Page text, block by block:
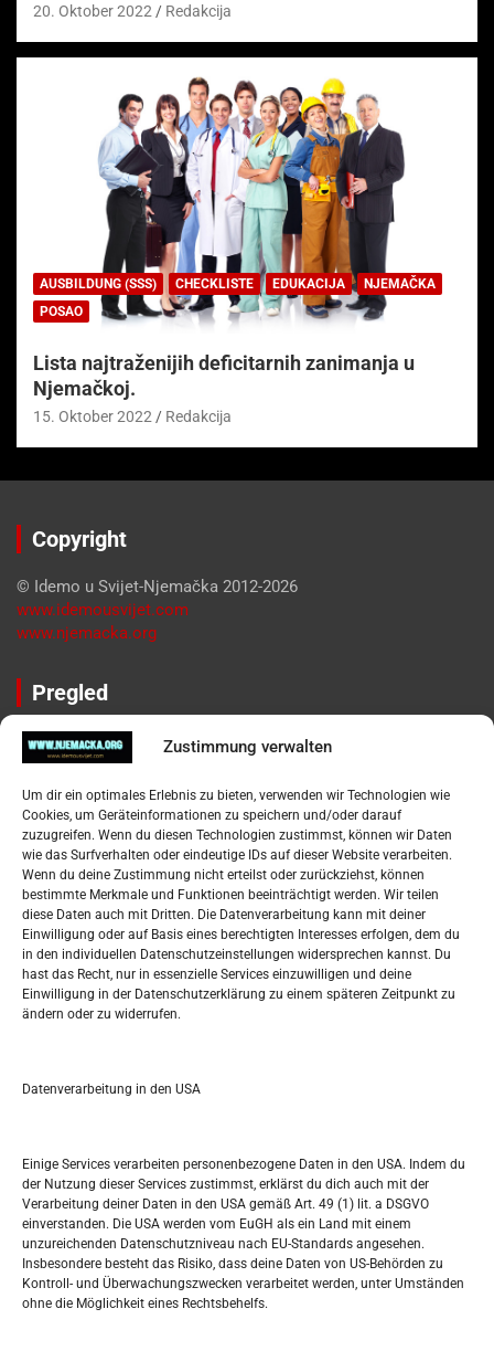
Zustimmung verwalten
Um dir ein optimales Erlebnis zu bieten, verwenden wir Technologien wie
Cookies, um Geräteinformationen zu speichern und/oder darauf
zuzugreifen. Wenn du diesen Technologien zustimmst, können wir Daten
wie das Surfverhalten oder eindeutige IDs auf dieser Website verarbeiten.
Wenn du deine Zustimmung nicht erteilst oder zurückziehst, können
bestimmte Merkmale und Funktionen beeinträchtigt werden. Wir teilen
diese Daten auch mit Dritten. Die Datenverarbeitung kann mit deiner
Einwilligung oder auf Basis eines berechtigten Interesses erfolgen, dem du
in den individuellen Datenschutzeinstellungen widersprechen kannst. Du
hast das Recht, nur in essenzielle Services einzuwilligen und deine
Einwilligung in der Datenschutzerklärung zu einem späteren Zeitpunkt zu
ändern oder zu widerrufen.
Datenverarbeitung in den USA
Einige Services verarbeiten personenbezogene Daten in den USA. Indem du
der Nutzung dieser Services zustimmst, erklärst du dich auch mit der
Verarbeitung deiner Daten in den USA gemäß Art. 49 (1) lit. a DSGVO
einverstanden. Die USA werden vom EuGH als ein Land mit einem
unzureichenden Datenschutzniveau nach EU-Standards angesehen.
Insbesondere besteht das Risiko, dass deine Daten von US-Behörden zu
Kontroll- und Überwachungszwecken verarbeitet werden, unter Umständen
ohne die Möglichkeit eines Rechtsbehelfs.
20. Oktober 2022 Redakcija
AUSBILDUNG (SSS) CHECKLISTE EDUKACIJA
NJEMAČKA
POSAO
Lista najtraženijih deficitarnih zanimanja u
Njemačkoj.
15. Oktober 2022 Redakcija
Copyright
© Idemo u Svijet-Njemačka 2012-2026
www.idemousvijet.com
www.njemacka.org
Pregled
Impressum
Datenschutzerklärung
Widerufsbelehrung
Oglašavanje / Postavite svoj oglas
Tko je “Idemo u Svijet – Njemačka?
Pretražite stranicu:
S
e
h
M D M D F S S
1
3 4 5 6 7 8
10 11 12 13 14 15 16